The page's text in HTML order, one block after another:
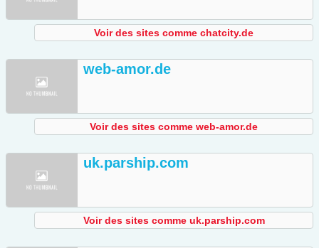
Voir des sites comme chatcity.de
web-amor.de
Voir des sites comme web-amor.de
uk.parship.com
Voir des sites comme uk.parship.com